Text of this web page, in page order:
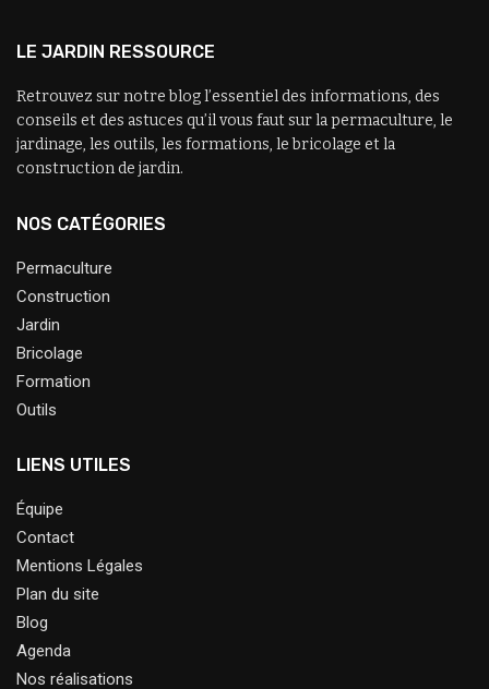
LE JARDIN RESSOURCE
Retrouvez sur notre blog l’essentiel des informations, des
conseils et des astuces qu’il vous faut sur la permaculture, le
jardinage, les outils, les formations, le bricolage et la
construction de jardin.
NOS CATÉGORIES
Permaculture
Construction
Jardin
Bricolage
Formation
Outils
LIENS UTILES
Équipe
Contact
Mentions Légales
Plan du site
Blog
Agenda
Nos réalisations